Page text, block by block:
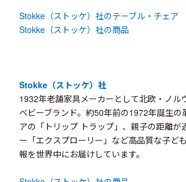
Stokke（ストッケ）社のテーブル・チェア
Stokke（ストッケ）社の商品
​Stokke（ストッケ）社
1932年老舗家具メーカーとして北欧・ノル
ベビーブランド。約50年前の1972年誕生の
アの「トリップ トラップ」、親子の距離が
ー「エクスプローリー」など高品質な子ど
報を世界中にお届けしています。